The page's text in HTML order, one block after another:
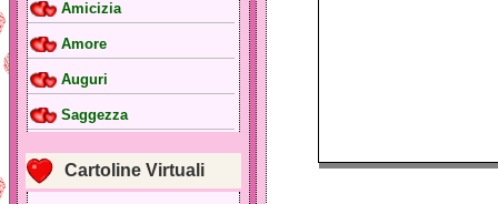
Amicizia
Amore
Auguri
Saggezza
Cartoline Virtuali